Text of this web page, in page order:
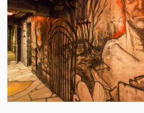
Ако нашият сайт ви харесва, можете
седмичния ни
© 2026, HighViewArt | Всички